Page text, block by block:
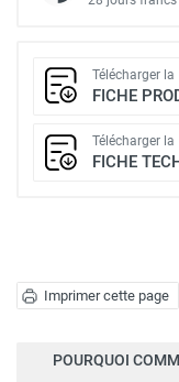
Imprimer cette page
Télécharger la
FICHE
Télécharger la
FICHE
POURQUOI